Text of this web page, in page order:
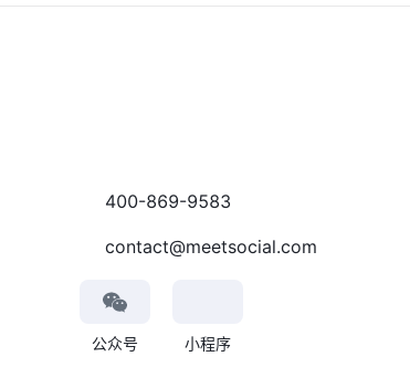
400-869-9583
contact@meetsocial.com
公众号 小程序